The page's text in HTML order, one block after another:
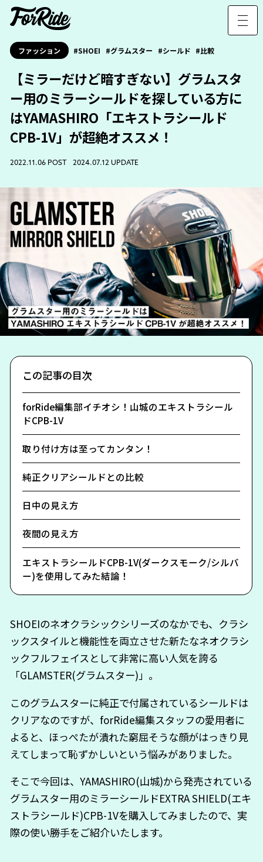
ファッション SHOEI グラムスター シールド 比較
【ミラーだけど暗すぎない】グラムスタ
ー用のミラーシールドを探している方に
はYAMASHIRO「エキストラシールド
CPB-1V」が超絶オススメ！
2022.11.06 POST 2024.07.12 UPDATE
この記事の目次
forRide編集部イチオシ！山城のエキストラシール
ドCPB-1V
取り付け方は至ってカンタン！
純正クリアシールドとの比較
日中の見え方
夜間の見え方
エキストラシールドCPB-1V(ダークスモーク/シルバ
ー)を使用してみた結論！
SHOEIのネオクラシックシリーズのなかでも、クラシ
ックスタイルと機能性を両立させた新たなネオクラシ
ックフルフェイスとして非常に高い人気を誇る
「GLAMSTER(グラムスター)」。
このグラムスターに純正で付属されているシールドは
クリアなのですが、forRide編集スタッフの愛用者に
よると、ほっぺたが潰れた窮屈そうな顔がはっきり見
えてしまって恥ずかしいという悩みがありました。
そこで今回は、YAMASHIRO(山城)から発売されている
グラムスター用のミラーシールドEXTRA SHIELD(エキ
ストラシールド)CPB-1Vを購入してみましたので、実
際の使い勝手をご紹介いたします。